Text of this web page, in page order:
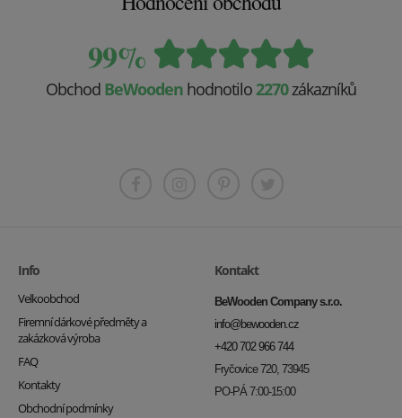
99%
Obchod BeWooden hodnotilo 2270zákazníků
Info
Velkoobchod
Firemní dárkové předměty a
zakázková výroba
FAQ
Kontakty
Obchodní podmínky
Kontakt
BeWooden Company s.r.o.
info@bewooden.cz
+420 702 966 744
Fryčovice 720, 73945
PO-PÁ 7:00-15:00